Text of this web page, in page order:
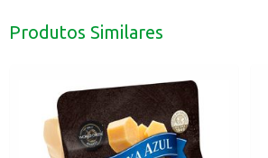
Produtos Similares